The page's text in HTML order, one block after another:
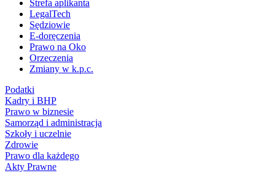
Strefa aplikanta
LegalTech
Sędziowie
E-doręczenia
Prawo na Oko
Orzeczenia
Zmiany w k.p.c.
Podatki
Kadry i BHP
Prawo w biznesie
Samorząd i administracja
Szkoły i uczelnie
Zdrowie
Prawo dla każdego
Akty Prawne